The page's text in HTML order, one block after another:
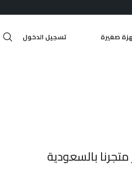
صغيرة تسجيل الدخول
بالسعودية